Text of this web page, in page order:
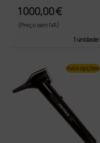
1 000,00 €
(Preço sem IVA)
1 unidade
mais opções